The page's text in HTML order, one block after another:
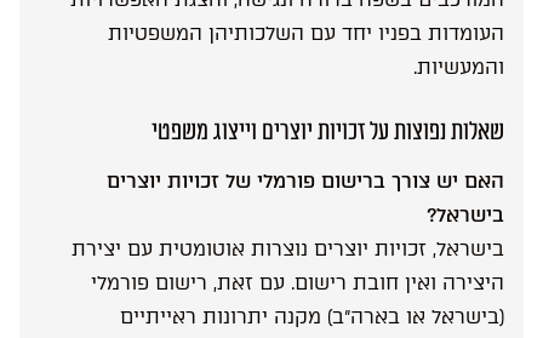
העומדות בפניו יחד עם השלכותיהן המשפטיות
והמעשיות.
שאלות נפוצות על זכויות יוצרים וייצוג משפטי
האם יש צורך ברישום פורמלי של זכויות יוצרים
בישראל?
בישראל, זכויות יוצרים נוצרות אוטומטית עם יצירת
היצירה ואין חובת רישום. עם זאת, רישום פורמלי
(בישראל או בארה”ב) מקנה יתרונות ראייתיים